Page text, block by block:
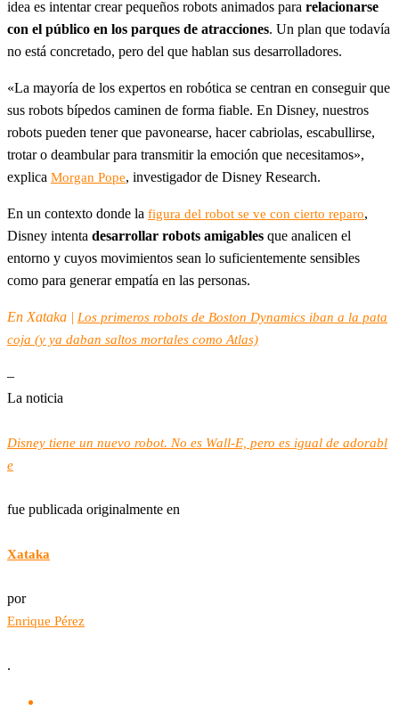
idea es intentar crear pequeños robots animados para relacionarse
con el público en los parques de atracciones. Un plan que todavía
no está concretado, pero del que hablan sus desarrolladores.
«La mayoría de los expertos en robótica se centran en conseguir que
sus robots bípedos caminen de forma fiable. En Disney, nuestros
robots pueden tener que pavonearse, hacer cabriolas, escabullirse,
trotar o deambular para transmitir la emoción que necesitamos»,
explica Morgan Pope, investigador de Disney Research.
En un contexto donde la figura del robot se ve con cierto reparo,
Disney intenta desarrollar robots amigables que analicen el
entorno y cuyos movimientos sean lo suficientemente sensibles
como para generar empatía en las personas.
En Xataka | Los primeros robots de Boston Dynamics iban a la pata
coja (y ya daban saltos mortales como Atlas)
–
La noticia
Disney tiene un nuevo robot. No es Wall-E, pero es igual de adorabl
e
fue publicada originalmente en
Xataka
por
Enrique Pérez
.